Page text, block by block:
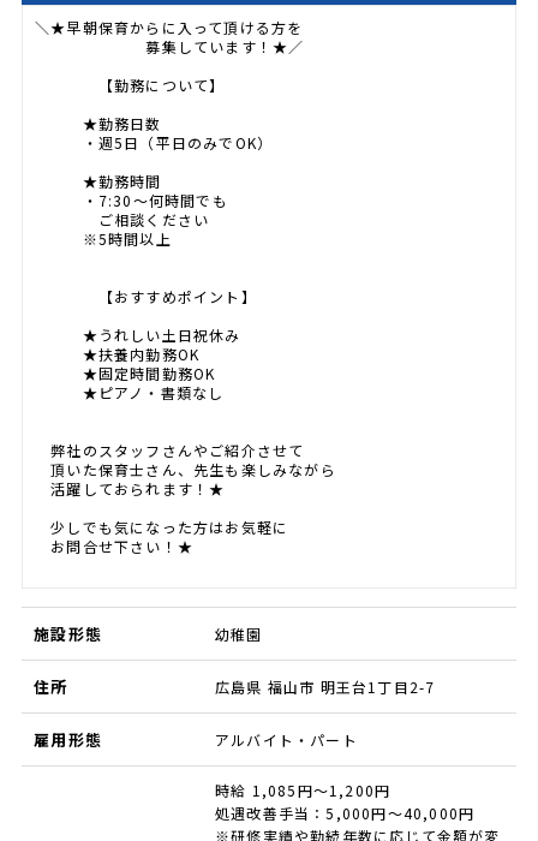
＼★早朝保育からに入って頂ける方を
募集しています！★／
【勤務について】
★勤務日数
・週5日（平日のみでOK）
★勤務時間
・7:30～何時間でも
ご相談ください
※5時間以上
【おすすめポイント】
★うれしい土日祝休み
★扶養内勤務OK
★固定時間勤務OK
★ピアノ・書類なし
弊社のスタッフさんやご紹介させて
頂いた保育士さん、先生も楽しみながら
活躍しておられます！★
少しでも気になった方はお気軽に
お問合せ下さい！★
施設形態 幼稚園
住所 広島県 福山市 明王台1丁目2-7
雇用形態 アルバイト・パート
時給 1,085円～1,200円
処遇改善手当：5,000円～40,000円
※研修実績や勤続年数に応じて金額が変